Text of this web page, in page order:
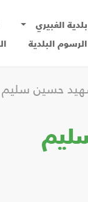
بلدية الغبيري
الرسوم البلدية
حسين سليم